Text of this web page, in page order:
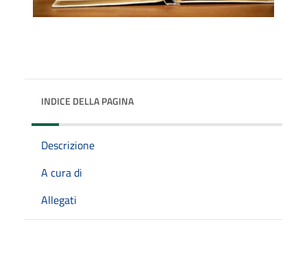
INDICE DELLA PAGINA
Descrizione
A cura di
Allegati